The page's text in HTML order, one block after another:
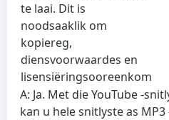
te laai. Dit is
noodsaaklik om
kopiereg,
diensvoorwaardes en
lisensiëringsooreenkom
A: Ja. Met die YouTube -
kan u hele snitlyste as